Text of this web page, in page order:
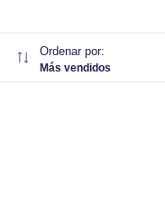
Ordenar por:
Más vendidos